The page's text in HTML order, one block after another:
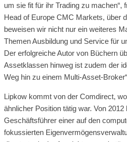
um sie fit für ihr Trading zu machen“,
Head of Europe CMC Markets, über
beweisen wir nicht nur ein weiteres
Themen Ausbildung und Service für
Der erfolgreiche Autor von Büchern
Assetklassen hinweg ist zudem der
Weg hin zu einem Multi-Asset-
Lipkow kommt von der Comdirect,
ähnlicher Position tätig war. Von 2012
Geschäftsführer einer auf den
fokussierten